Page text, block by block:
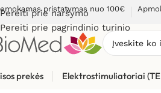
Pereiti prie naršymo
Pereiti prie pagrindinio turinio
pristatymas nuo 100€
prekės Elektrostimuliatoriai
Sveikatos priežiūrai